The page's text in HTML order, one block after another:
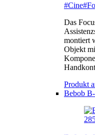
#Cine
Das
montiert
Objekt
Produkt
Bebob